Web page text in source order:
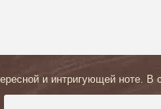
и интригующей ноте. В